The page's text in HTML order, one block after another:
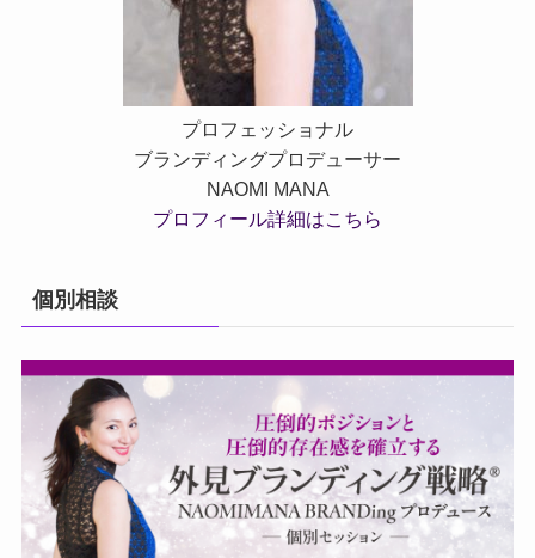
プロフェッショナル
ブランディングプロデューサー
NAOMI MANA
プロフィール詳細はこちら
個別相談